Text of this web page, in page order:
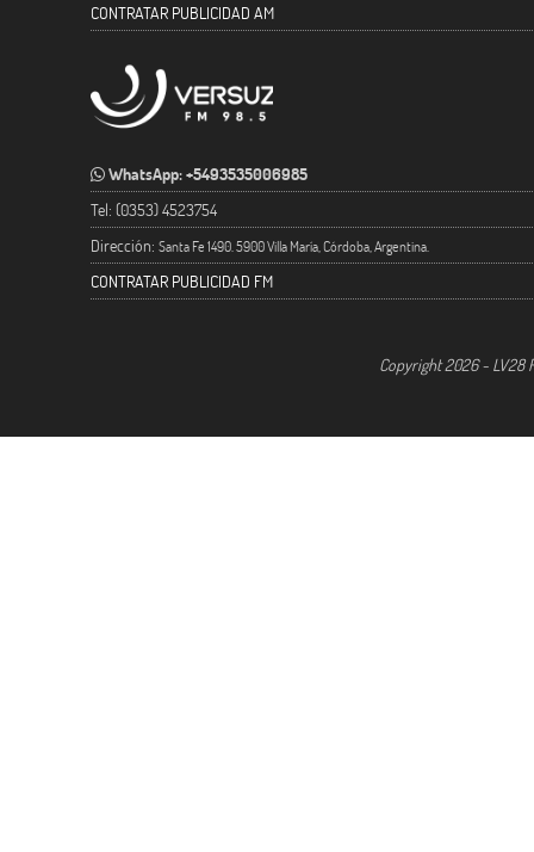
CONTRATAR PUBLICIDAD AM
WhatsApp: +5493535006985
Tel: (0353) 4523754
Dirección: Santa Fe 1490. 5900 Villa María, Córdoba, Argentina.
CONTRATAR PUBLICIDAD FM
Copyright 2026 - LV28